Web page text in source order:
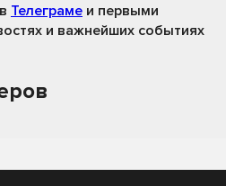
в Телеграме и первыми
и важнейших событиях